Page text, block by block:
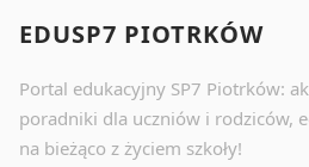
EDUSP7 PIOTRKÓW
Portal edukacyjny SP7 Piotrków:
poradniki dla uczniów i rodziców,
na bieżąco z życiem szkoły!